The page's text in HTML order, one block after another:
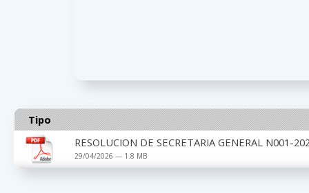
Tipo
RESOLUCION DE SECRETARIA GENERAL N001-
29/04/2026 — 1.8 MB